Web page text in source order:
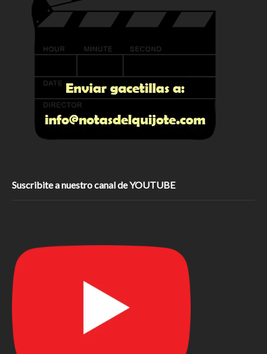
Suscribite a nuestro canal de YOUTUBE